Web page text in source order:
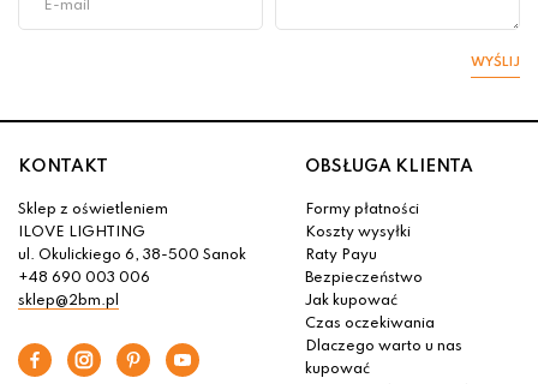
WYŚLIJ
KONTAKT
Sklep z oświetleniem
ILOVE LIGHTING
ul. Okulickiego 6, 38-500 Sanok
+48 690 003 006
sklep@2bm.pl
OBSŁUGA KLIENTA
Formy płatności
Koszty wysyłki
Raty Payu
Bezpieczeństwo
Jak kupować
Czas oczekiwania
Dlaczego warto u nas
kupować